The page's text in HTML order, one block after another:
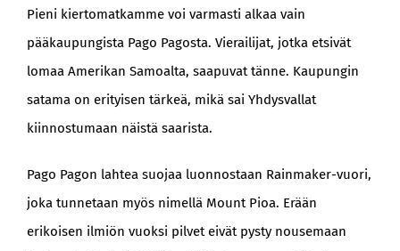
Pieni kiertomatkamme voi varmasti alkaa vain
pääkaupungista Pago Pagosta. Vierailijat, jotka etsivät
lomaa Amerikan Samoalta, saapuvat tänne. Kaupungin
satama on erityisen tärkeä, mikä sai Yhdysvallat
kiinnostumaan näistä saarista.
Pago Pagon lahtea suojaa luonnostaan Rainmaker-vuori,
joka tunnetaan myös nimellä Mount Pioa. Erään
erikoisen ilmiön vuoksi pilvet eivät pysty nousemaan